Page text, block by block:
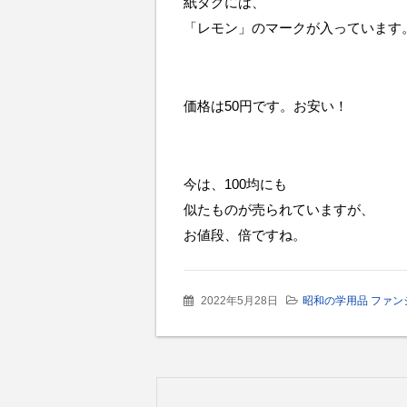
「レモン」のマークが入っています。
価格は50円です。お安い！
今は、100均にも
似たものが売られていますが、
お値段、倍ですね。
2022年5月28日 昭和の学用品 ファン